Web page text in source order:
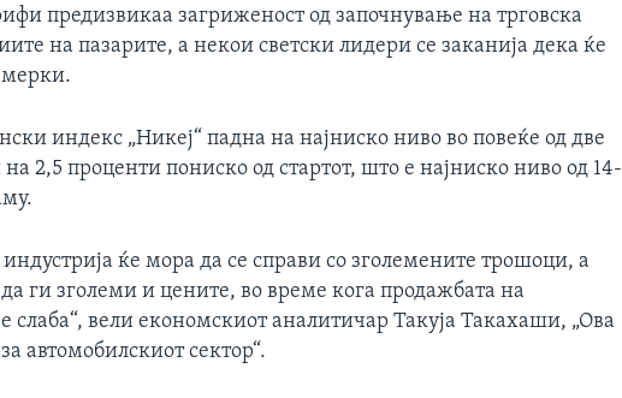
предизвикаа загриженост од започнување на трговска
на пазарите, а некои светски лидери се заканија дека ќе
мерки.
индекс „Никеј“ падна на најниско ниво во повеќе од две
2,5 проценти пониско од стартот, што е најниско ниво од 14-
ќе мора да се справи со зголемените трошоци, а
ги зголеми и цените, во време кога продажбата на
слаба“, вели економскиот аналитичар Такуја Такахаши, „Ова
автомобилскиот сектор“.